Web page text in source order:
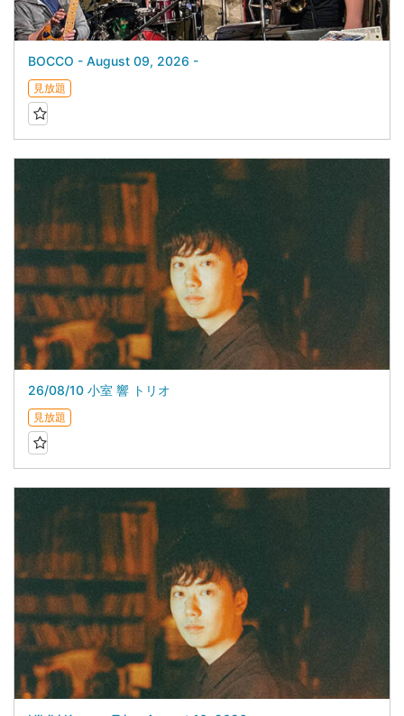
BOCCO - August 09, 2026 -
見放題
26/08/10 小室 響 トリオ
見放題